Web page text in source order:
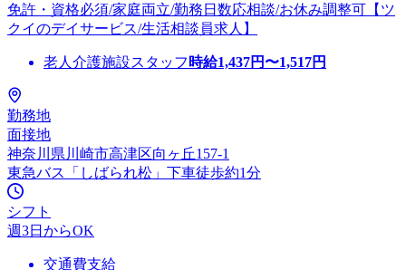
免許・資格必須/家庭両立/勤務日数応相談/お休み調整可【ツ
クイのデイサービス/生活相談員求人】
老人介護施設スタッフ 時給1,437円〜1,517円
勤務地
面接地
神奈川県川崎市高津区向ヶ丘157-1
東急バス「しばられ松」下車徒歩約1分
シフト
週3日からOK
交通費支給